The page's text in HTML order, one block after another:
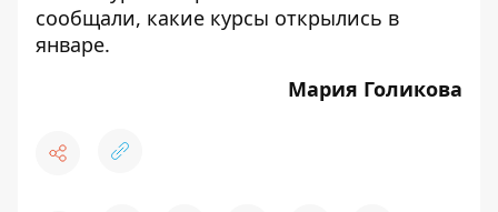
сообщали, какие курсы открылись в
январе.
Мария Голикова